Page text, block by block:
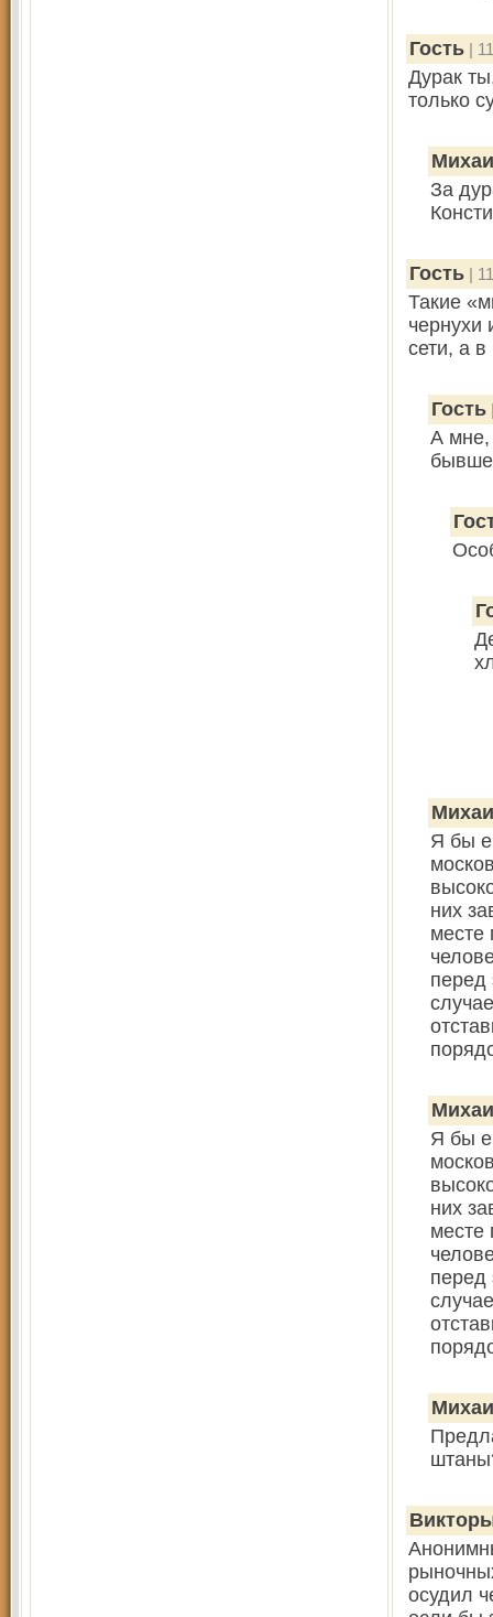
Гость |
Дурак
только
За
Гость |
Такие
чернухи
сети, а
Гость
А мне,
Я бы
них
месте
перед
Я бы
них
месте
перед
осудил